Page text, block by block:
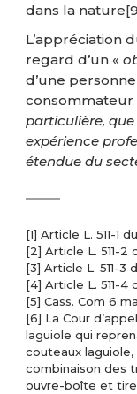
dans la nature
L’appréciation
regard d’un «
d’une
consommateur
particulière,
expérience
étendue du
[1] Article L. 511-1
[2] Article L. 511-
[3] Article L. 511-
[4] Article L. 511-
[5] Cass. Com 6
[6] La Cour
laguiole qui
couteaux
combinaison des
ouvre-boîte et